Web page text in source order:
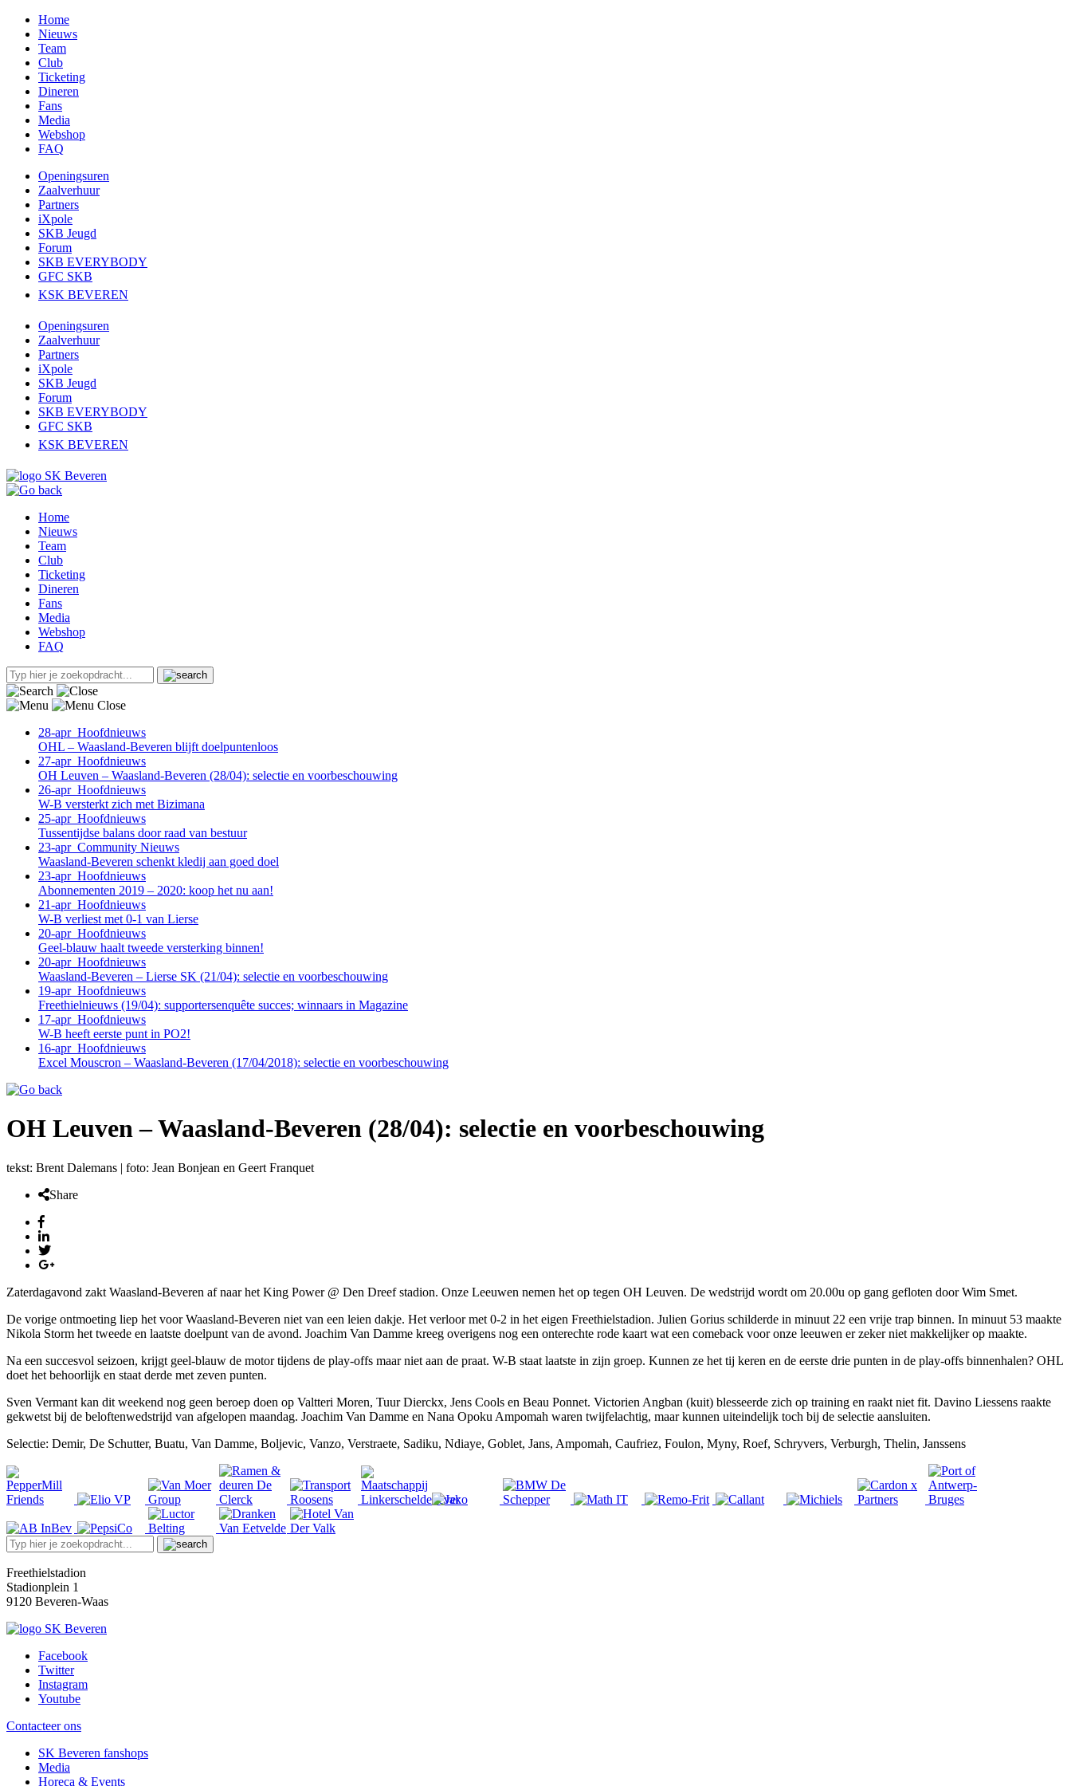
Home
Nieuws
Team
Club
Ticketing
Dineren
Fans
Media
Webshop
FAQ
Openingsuren
Zaalverhuur
Partners
iXpole
SKB Jeugd
Forum
SKB EVERYBODY
GFC SKB
KSK BEVEREN
Openingsuren
Zaalverhuur
Partners
iXpole
SKB Jeugd
Forum
SKB EVERYBODY
GFC SKB
KSK BEVEREN
Home
Nieuws
Team
Club
Ticketing
Dineren
Fans
Media
Webshop
FAQ
28-aprHoofdnieuws
OHL – Waasland-Beveren blijft doelpuntenloos
27-aprHoofdnieuws
OH Leuven – Waasland-Beveren (28/04): selectie en voorbeschouwing
26-aprHoofdnieuws
W-B versterkt zich met Bizimana
25-aprHoofdnieuws
Tussentijdse balans door raad van bestuur
23-aprCommunity Nieuws
Waasland-Beveren schenkt kledij aan goed doel
23-aprHoofdnieuws
Abonnementen 2019 – 2020: koop het nu aan!
21-aprHoofdnieuws
W-B verliest met 0-1 van Lierse
20-aprHoofdnieuws
Geel-blauw haalt tweede versterking binnen!
20-aprHoofdnieuws
Waasland-Beveren – Lierse SK (21/04): selectie en voorbeschouwing
19-aprHoofdnieuws
Freethielnieuws (19/04): supportersenquête succes; winnaars in Magazine
17-aprHoofdnieuws
W-B heeft eerste punt in PO2!
16-aprHoofdnieuws
Excel Mouscron – Waasland-Beveren (17/04/2018): selectie en voorbeschouwing
OH Leuven – Waasland-Beveren (28/04): selectie en voorbeschouwing
tekst: Brent Dalemans | foto: Jean Bonjean en Geert Franquet
Share
Zaterdagavond zakt Waasland-Beveren af naar het King Power @ Den Dreef stadion. Onze Leeuwen nemen het op tegen OH Leuven. De wedstrijd wordt om 20.00u op gang gefloten door Wim Smet.
De vorige ontmoeting liep het voor Waasland-Beveren niet van een leien dakje. Het verloor met 0-2 in het eigen Freethielstadion. Julien Gorius schilderde in minuut 22 een vrije trap binnen. In minuut 53 maakte
Nikola Storm het tweede en laatste doelpunt van de avond. Joachim Van Damme kreeg overigens nog een onterechte rode kaart wat een comeback voor onze leeuwen er zeker niet makkelijker op maakte.
Na een succesvol seizoen, krijgt geel-blauw de motor tijdens de play-offs maar niet aan de praat. W-B staat laatste in zijn groep. Kunnen ze het tij keren en de eerste drie punten in de play-offs binnenhalen? OHL
doet het behoorlijk en staat derde met zeven punten.
Sven Vermant kan dit weekend nog geen beroep doen op Valtteri Moren, Tuur Dierckx, Jens Cools en Beau Ponnet. Victorien Angban (kuit) blesseerde zich op training en raakt niet fit. Davino Liessens raakte
gekwetst bij de beloftenwedstrijd van afgelopen maandag. Joachim Van Damme en Nana Opoku Ampomah waren twijfelachtig, maar kunnen uiteindelijk toch bij de selectie aansluiten.
Selectie: Demir, De Schutter, Buatu, Van Damme, Boljevic, Vanzo, Verstraete, Sadiku, Ndiaye, Goblet, Jans, Ampomah, Caufriez, Foulon, Myny, Roef, Schryvers, Verburgh, Thelin, Janssens
Freethielstadion
Stadionplein 1
9120 Beveren-Waas
Facebook
Twitter
Instagram
Youtube
Contacteer ons
SK Beveren fanshops
Media
Horeca & Events